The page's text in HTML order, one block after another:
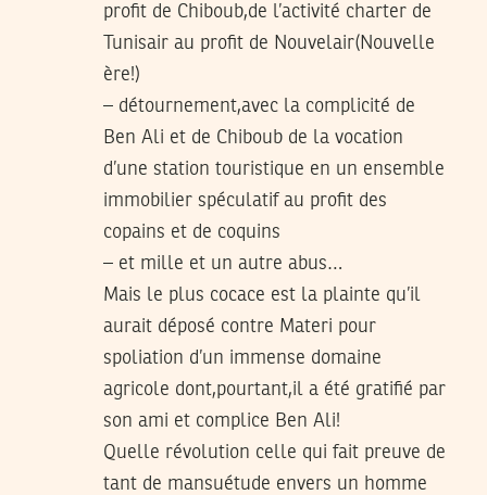
profit de Chiboub,de l’activité charter de
Tunisair au profit de Nouvelair(Nouvelle
ère!)
– détournement,avec la complicité de
Ben Ali et de Chiboub de la vocation
d’une station touristique en un ensemble
immobilier spéculatif au profit des
copains et de coquins
– et mille et un autre abus…
Mais le plus cocace est la plainte qu’il
aurait déposé contre Materi pour
spoliation d’un immense domaine
agricole dont,pourtant,il a été gratifié par
son ami et complice Ben Ali!
Quelle révolution celle qui fait preuve de
tant de mansuétude envers un homme